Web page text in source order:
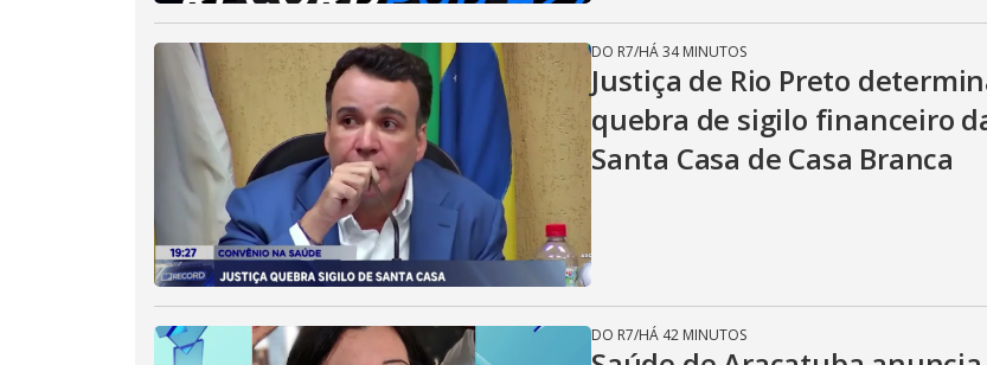
DO R7/HÁ 34 MINUTOS
Justiça de Rio Preto
quebra de sigilo financeiro
Santa Casa de Casa Branca
DO R7/HÁ 42 MINUTOS